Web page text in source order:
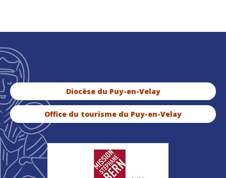
Diocèse du Puy-en-Velay
Office du tourisme du Puy-en-Velay